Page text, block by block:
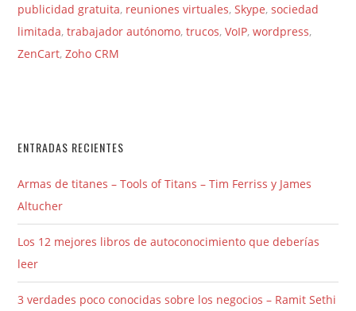
publicidad gratuita, reuniones virtuales,Skype,sociedad
limitada,trabajador autónomo,trucos,VoIP,wordpress,
ZenCart,Zoho CRM
ENTRADAS RECIENTES
Armas de titanes – Tools of Titans – Tim Ferriss y James
Altucher
Los 12 mejores libros de autoconocimiento que deberías
leer
3 verdades poco conocidas sobre los negocios – Ramit Sethi